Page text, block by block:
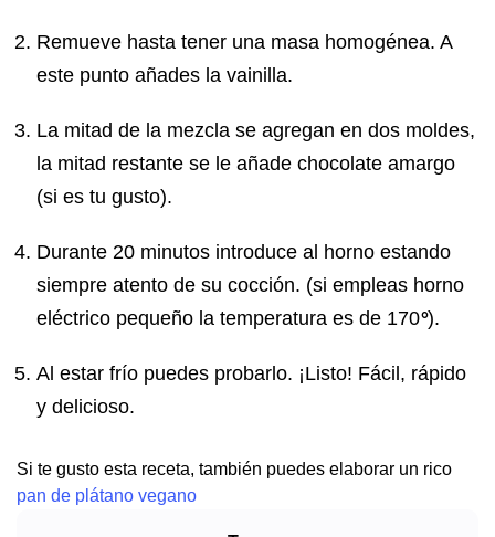
Remueve hasta tener una masa homogénea. A
este punto añades la vainilla.
La mitad de la mezcla se agregan en dos moldes,
la mitad restante se le añade chocolate amargo
(si es tu gusto).
Durante 20 minutos introduce al horno estando
siempre atento de su cocción. (si empleas horno
eléctrico pequeño la temperatura es de 170°).
Al estar frío puedes probarlo. ¡Listo! Fácil, rápido
y delicioso.
Si te gusto esta receta, también puedes elaborar un rico
pan de plátano vegano